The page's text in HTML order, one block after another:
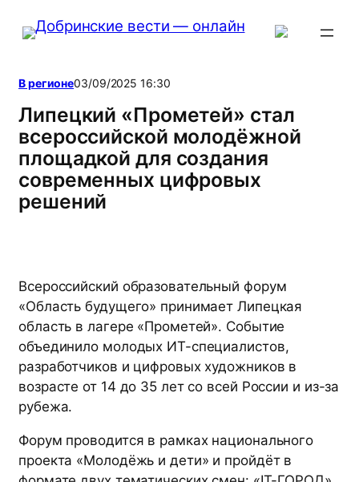
Перейти
В регионе03/09/2025 16:30
Липецкий «Прометей» стал
всероссийской молодёжной
площадкой для создания
современных цифровых
решений
Всероссийский образовательный форум
«Область будущего» принимает Липецкая
область в лагере «Прометей». Событие
объединило молодых ИT-специалистов,
разработчиков и цифровых художников в
возрасте от 14 до 35 лет со всей России и из-за
рубежа.
Форум проводится в рамках национального
проекта «Молодёжь и дети» и пройдёт в